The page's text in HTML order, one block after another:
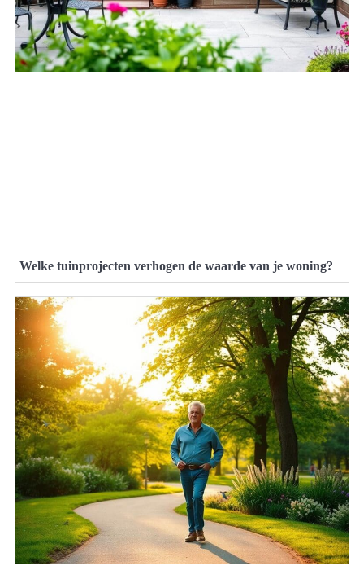
Welke tuinprojecten verhogen de waarde van je woning?